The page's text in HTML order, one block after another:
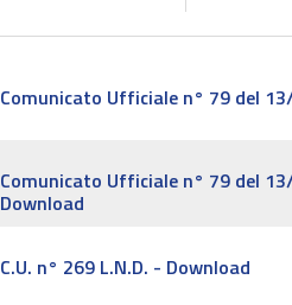
Comunicato Ufficiale n° 79 del
Comunicato Ufficiale n° 79 del
Download
C.U. n° 269 L.N.D. - Download